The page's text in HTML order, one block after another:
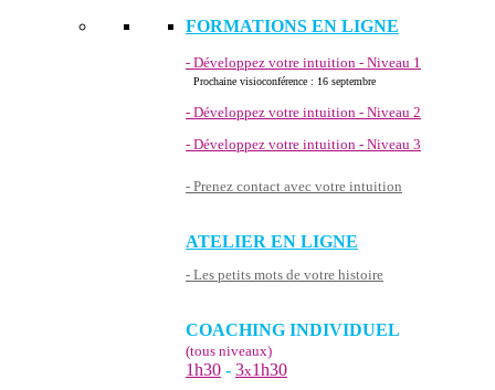
FORMATIONS EN LIGNE
- Développez votre intuition - Niveau 1
Prochaine visioconférence : 16 septembre
- Développez votre intuition - Niveau 2
- Développez votre intuition - Niveau 3
- Prenez contact avec votre intuition
ATELIER EN LIGNE
- Les petits mots de votre histoire
COACHING INDIVIDUEL
(tous niveaux)
1h30 - 3x1h30